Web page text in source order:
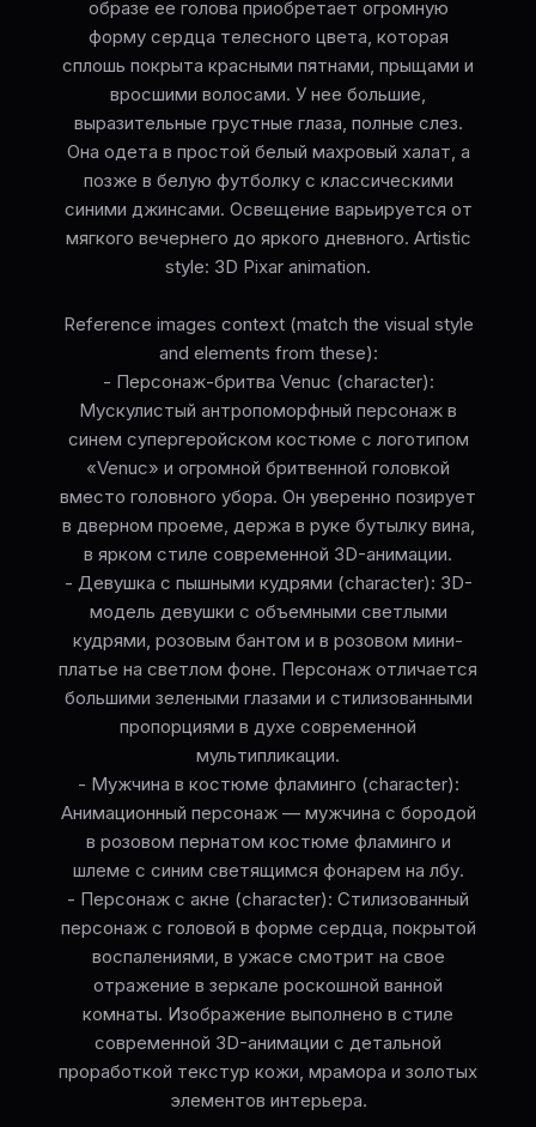
образе ее голова приобретает огромную
форму сердца телесного цвета, которая
сплошь покрыта красными пятнами, прыщами и
вросшими волосами. У нее большие,
выразительные грустные глаза, полные слез.
Она одета в простой белый махровый халат, а
позже в белую футболку с классическими
синими джинсами. Освещение варьируется от
мягкого вечернего до яркого дневного. Artistic
style: 3D Pixar animation.
Reference images context (match the visual style
and elements from these):
- Персонаж-бритва Venuc (character):
Мускулистый антропоморфный персонаж в
синем супергеройском костюме с логотипом
«Venuc» и огромной бритвенной головкой
вместо головного убора. Он уверенно позирует
в дверном проеме, держа в руке бутылку вина,
в ярком стиле современной 3D-анимации.
- Девушка с пышными кудрями (character): 3D-
модель девушки с объемными светлыми
кудрями, розовым бантом и в розовом мини-
платье на светлом фоне. Персонаж отличается
большими зелеными глазами и стилизованными
пропорциями в духе современной
мультипликации.
- Мужчина в костюме фламинго (character):
Анимационный персонаж — мужчина с бородой
в розовом пернатом костюме фламинго и
шлеме с синим светящимся фонарем на лбу.
- Персонаж с акне (character): Стилизованный
персонаж с головой в форме сердца, покрытой
воспалениями, в ужасе смотрит на свое
отражение в зеркале роскошной ванной
комнаты. Изображение выполнено в стиле
современной 3D-анимации с детальной
проработкой текстур кожи, мрамора и золотых
элементов интерьера.